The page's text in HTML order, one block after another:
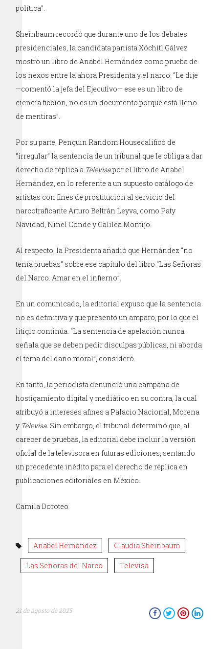
política”.
Sheinbaum recordó que durante uno de los debates
presidenciales, la candidata panista Xóchitl Gálvez
mostró un libro de Anabel Hernández como prueba de
los nexos entre la ahora Presidenta y el narco. “Le dije
—comentó la jefa del Ejecutivo— ese es un libro de
ciencia ficción, no es un documento porque está lleno
de mentiras”.
Por su parte, Penguin Random Housecalificó de
“irregular” la sentencia de un tribunal que le obliga a dar
derecho de réplica a Televisapor el libro de Anabel
Hernández, en lo referente a un supuesto catálogo de
artistas con fines de prostitución al servicio del
narcotraficante Arturo Beltrán Leyva, como Paty
Navidad, Ninel Conde y Galilea Montijo.
Al respecto, la Presidenta añadió que Hernández “no
tenía pruebas” sobre ese capítulo del libro “Las Señoras
del Narco. Amar en el infierno”.
En un comunicado, la editorial expuso que la sentencia
no es definitiva y que presentó un amparo, por lo que el
litigio continúa. “La sentencia de apelación nunca
señala que se deben pedir disculpas públicas, ni aborda
el tema del daño moral”, consideró.
En tanto, la periodista denunció una campaña de
hostigamiento digital y mediático en su contra, la cual
atribuyó a intereses afines a Palacio Nacional, Morena
y Televisa. Sin embargo, el tribunal determinó que, al
carecer de pruebas, la editorial debe incluir la versión
oficial de la televisora en futuras ediciones, sentando
un precedente inédito para el derecho de réplica en
publicaciones editoriales en México.
Camila Doroteo
Anabel Hernández Claudia Sheinbaum
Las Señoras del Narco Televisa
21 de agosto de 2025